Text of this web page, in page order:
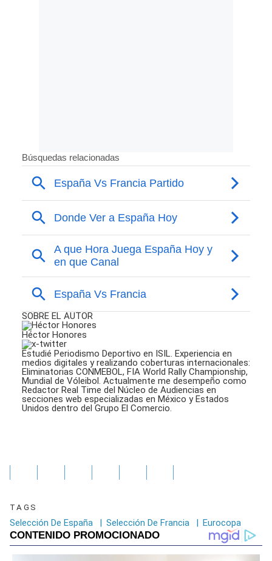
SOBRE EL AUTOR
Héctor Honores
Estudié Periodismo Deportivo en ISIL. Experiencia en
medios digitales y realizando coberturas internacionales:
Eliminatorias CONMEBOL, FIA World Rally Championship,
Mundial de Vóleibol. Actualmente me desempeño como
Redactor Real Time del Núcleo de Audiencias en
secciones web especializadas en México y Estados
Unidos dentro del Grupo El Comercio.
TAGS
Selección De España | Selección De Francia | Eurocopa